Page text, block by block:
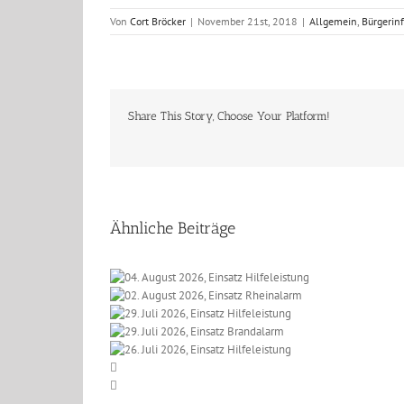
Von Cort Bröcker | November 21st, 2018 | Allgemein,
Share This Story, Choose Your Platform!
Ähnliche Beiträge